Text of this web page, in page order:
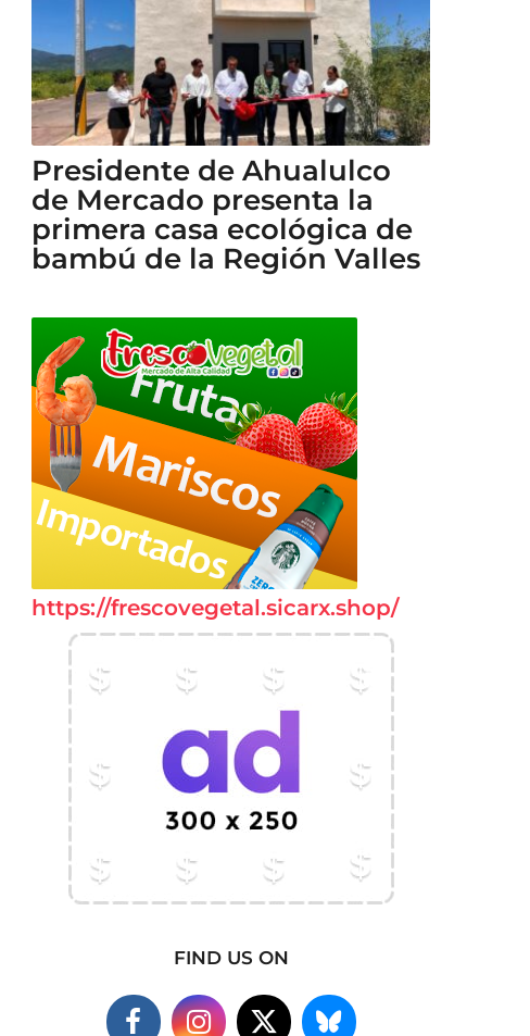
Presidente de Ahualulco
de Mercado presenta la
primera casa ecológica de
bambú de la Región Valles
https://frescovegetal.sicarx.shop/
FIND US ON